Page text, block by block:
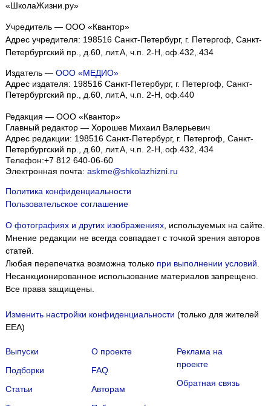
«ШколаЖизни.ру»
Учредитель — ООО «Квантор»
Адрес учредителя: 198516 Санкт-Петербург, г. Петергоф, Санкт-
Петербургский пр., д.60, лит.А, ч.п. 2-Н, оф.432, 434
Издатель — ООО «МЕДИО»
Адрес издателя: 198516 Санкт-Петербург, г. Петергоф, Санкт-
Петербургский пр., д.60, лит.А, ч.п. 2-Н, оф.440
Редакция — ООО «Квантор»
Главный редактор — Хорошев Михаил Валерьевич
Адрес редакции: 198516 Санкт-Петербург, г. Петергоф Санкт-
Петербургский пр., д.60, лит.А, ч.п. 2-Н, оф.432, 434
Телефон:+7 812 640-06-60
Электронная почта: askme@shkolazhizni.ru
Политика конфиденциальности
Пользовательское соглашение
О фотографиях и других изображениях, используемых на сайте.
Мнение редакции не всегда совпадает с точкой зрения авторов
статей.
Любая перепечатка возможна только при выполнении условий
Несанкционированное использование материалов запрещено.
Все права защищены.
Изменить настройки конфиденциальности (только для жителей
EEA)
Выпуски
Подборки
Статьи
О проекте
FAQ
Авторам
Реклама на
проекте
Обратная связь